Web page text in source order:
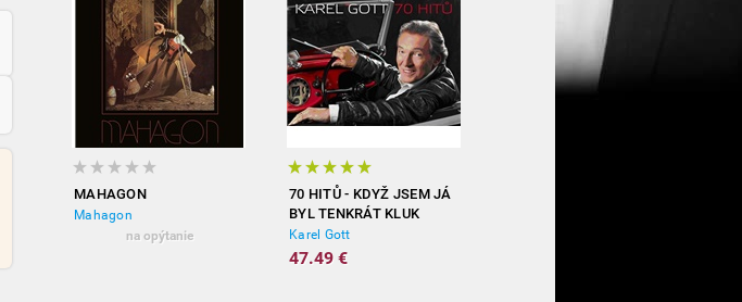
MAHAGON
Mahagon
na opýtanie
70 HITŮ - KDYŽ JSEM JÁ
BYL TENKRÁT KLUK
(3CD)
Karel Gott
47.49 €